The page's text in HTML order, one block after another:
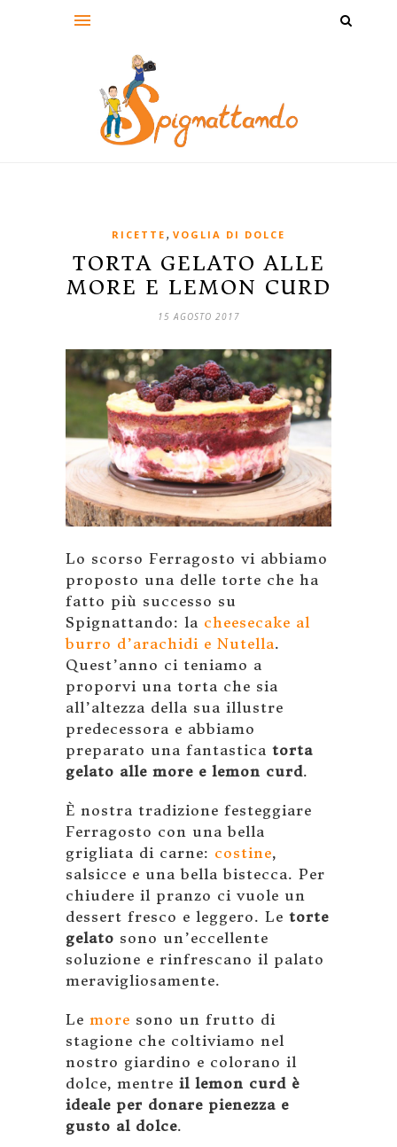
RICETTE , VOGLIA DI DOLCE
TORTA GELATO ALLE
MORE E LEMON CURD
15 AGOSTO 2017
Lo scorso Ferragosto vi abbiamo
proposto una delle torte che ha
fatto più successo su
Spignattando: la cheesecake al
burro d’arachidi e Nutella.
Quest’anno ci teniamo a
proporvi una torta che sia
all’altezza della sua illustre
predecessora e abbiamo
preparato una fantastica torta
gelato alle more e lemon curd.
È nostra tradizione festeggiare
Ferragosto con una bella
grigliata di carne: costine,
salsicce e una bella bistecca. Per
chiudere il pranzo ci vuole un
dessert fresco e leggero. Le torte
gelato sono un’eccellente
soluzione e rinfrescano il palato
meravigliosamente.
Le more sono un frutto di
stagione che coltiviamo nel
nostro giardino e colorano il
dolce, mentre il lemon curd è
ideale per donare pienezza e
gusto al dolce.